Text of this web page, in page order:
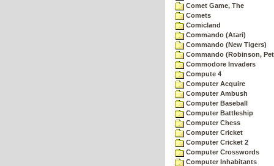
Comet Game, The
Comets
Comicland
Commando (Atari)
Commando (New Tigers)
Commando (Robinson,
Commodore Invaders
Compute 4
Computer Acquire
Computer Ambush
Computer Baseball
Computer Battleship
Computer Chess
Computer Cricket
Computer Cricket 2
Computer Crosswords
Computer Inhabitants